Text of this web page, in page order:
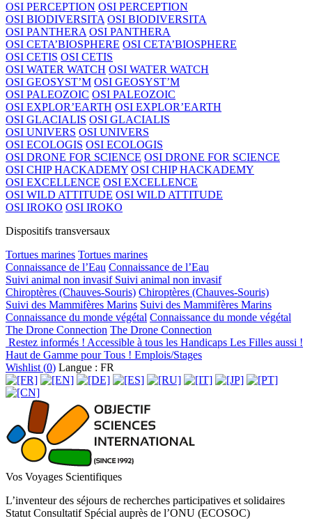
OSI PERCEPTION OSI PERCEPTION
OSI BIODIVERSITA OSI BIODIVERSITA
OSI PANTHERA OSI PANTHERA
OSI CETA’BIOSPHERE OSI CETA’BIOSPHERE
OSI CETIS OSI CETIS
OSI WATER WATCH OSI WATER WATCH
OSI GEOSYST’M OSI GEOSYST’M
OSI PALEOZOIC OSI PALEOZOIC
OSI EXPLOR’EARTH OSI EXPLOR’EARTH
OSI GLACIALIS OSI GLACIALIS
OSI UNIVERS OSI UNIVERS
OSI ECOLOGIS OSI ECOLOGIS
OSI DRONE FOR SCIENCE OSI DRONE FOR SCIENCE
OSI CHIP HACKADEMY OSI CHIP HACKADEMY
OSI EXCELLENCE OSI EXCELLENCE
OSI WILD ATTITUDE OSI WILD ATTITUDE
OSI IROKO OSI IROKO
Dispositifs transversaux
Tortues marines Tortues marines
Connaissance de l’Eau Connaissance de l’Eau
Suivi animal non invasif Suivi animal non invasif
Chiroptères (Chauves-Souris) Chiroptères (Chauves-Souris)
Suivi des Mammifères Marins Suivi des Mammifères Marins
Connaissance du monde végétal Connaissance du monde végétal
The Drone Connection The Drone Connection
Restez informés ! Accessible à tous les Handicaps Les Filles aussi !
Haut de Gamme pour Tous ! Emplois/Stages
Wishlist (0) Langue : FR
Vos Voyages Scientifiques
L’inventeur des séjours de recherches participatives et solidaires
Statut Consultatif Spécial auprès de l’ONU (ECOSOC)